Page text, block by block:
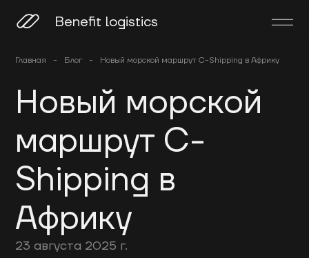
Benefit logistics
Главная - Блог - Новый морской маршрут C-Shipping в Африку
Новый морской
маршрут C-
Shipping в
Африку
23 августа 2025 г.